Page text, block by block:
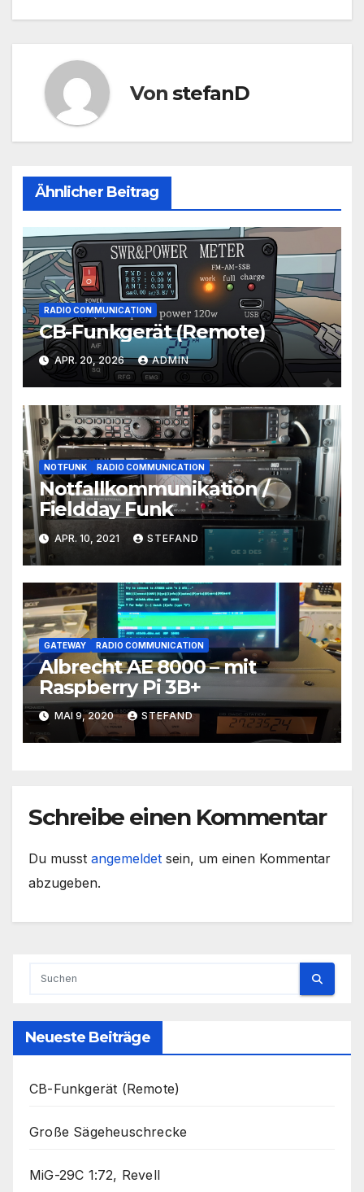
VonstefanD
Ähnlicher Beitrag
RADIO COMMUNICATION
CB-Funkgerät (Remote)
APR. 20, 2026 ADMIN
NOTFUNK RADIO COMMUNICATION
Notfallkommunikation /
Fieldday Funk
APR. 10, 2021 STEFAND
GATEWAY RADIO COMMUNICATION
Albrecht AE 8000 – mit
Raspberry Pi 3B+
MAI 9, 2020 STEFAND
Schreibe einen Kommentar
Du musst angemeldet sein, um einen Kommentar
abzugeben.
Neueste Beiträge
CB-Funkgerät (Remote)
Große Sägeheuschrecke
MiG-29C 1:72, Revell